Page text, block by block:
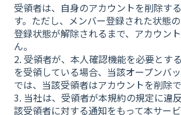
受領者は、自身のアカウントを削除す
す。ただし、メンバー登録された状態
登録状態が解除されるまで、アカウン
ん。
2. 受領者が、本人確認機能を必要とす
を受領している場合、当該オープンバ
では、当該受領者はアカウントを削除で
3. 当社は、受領者が本規約の規定に違
該受領者に対する通知をもって本サー